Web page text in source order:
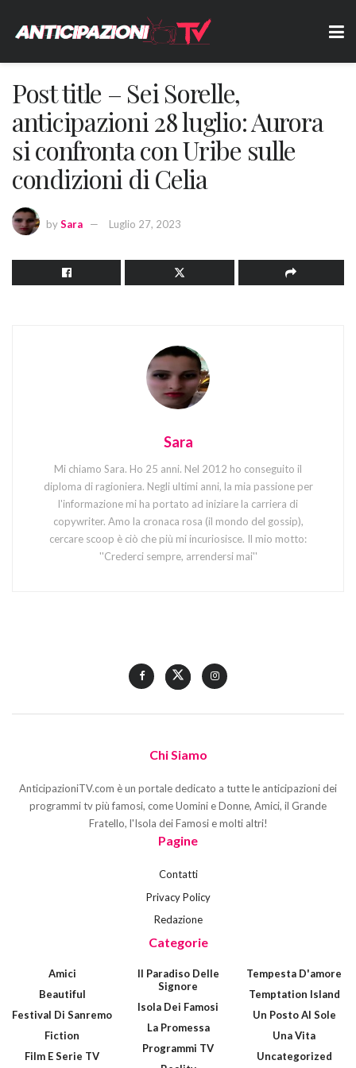
Post title – Sei Sorelle,
anticipazioni 28 luglio: Aurora
si confronta con Uribe sulle
condizioni di Celia
bySara Luglio 27, 2023
Sara
Mi chiamo Sara. Ho 25 anni. Nel 2012 ho conseguito il
diploma di ragioniera. Negli ultimi anni, la mia passione per
l'informazione mi ha portato ad iniziare la carriera di
copywriter. Amo la cronaca rosa (il mondo del gossip),
cercare scoop è ciò che più mi incuriosisce. Il mio motto:
''Crederci sempre, arrendersi mai''
Chi Siamo
AnticipazioniTV.com è un portale dedicato a tutte le anticipazioni dei
programmi tv più famosi, come Uomini e Donne, Amici, il Grande
Fratello, l'Isola dei Famosi e molti altri!
Pagine
Contatti
Privacy Policy
Redazione
Categorie
Amici
Beautiful
Festival Di Sanremo
Fiction
Film E Serie TV
Il Paradiso Delle
Signore
Isola Dei Famosi
La Promessa
Programmi TV
Tempesta D'amore
Temptation Island
Un Posto Al Sole
Una Vita
Uncategorized